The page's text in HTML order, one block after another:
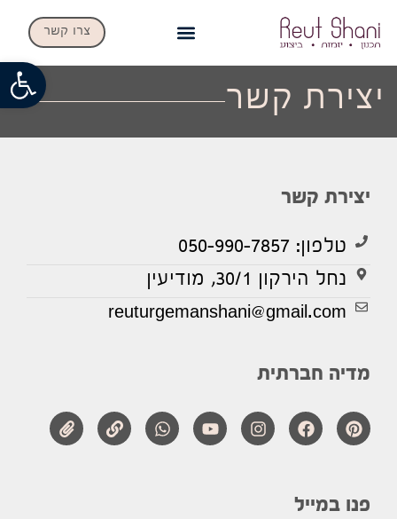
צרו קשר
יצירת קשר
יצירת קשר
טלפון: 050-990-7857
נחל הירקון 30/1, מודיעין
reuturgemanshani@gmail.com
מדיה חברתית
פנו במייל